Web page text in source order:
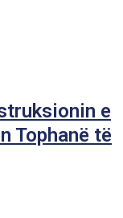
e
Tophanë të